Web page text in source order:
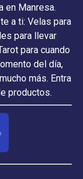
en Manresa.
a ti: Velas para
para llevar
para cuando
del día,
más. Entra
productos.